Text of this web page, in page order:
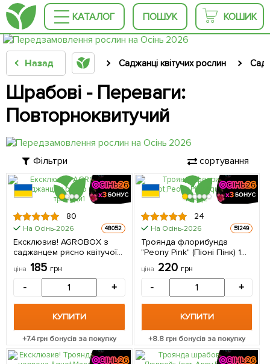
КАТАЛОГ ПОШУК КОШИК
Назад Саджанці квітучих рослин
Шрабові - Переваги:
Повторноквитучий
Фільтри сортування
80
На Осінь-2026 48052
Ексклюзив! AGROBOX з
саджанцем рясно квітучої
ціна 185 грн
- +
КУПИТИ
+7.4грн бонусів за покупку
24
На Осінь-2026 51249
Троянда флорибунда
"Peony Pink" (Піоні Пінк) 1
саджанець в упаковці
ціна 220 грн
- +
КУПИТИ
+8.8 грн бонусів за покупку